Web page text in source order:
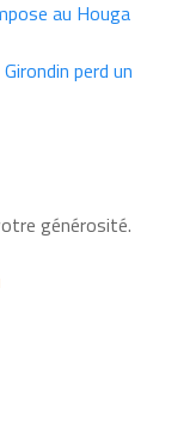
au Houga
perd un
générosité.